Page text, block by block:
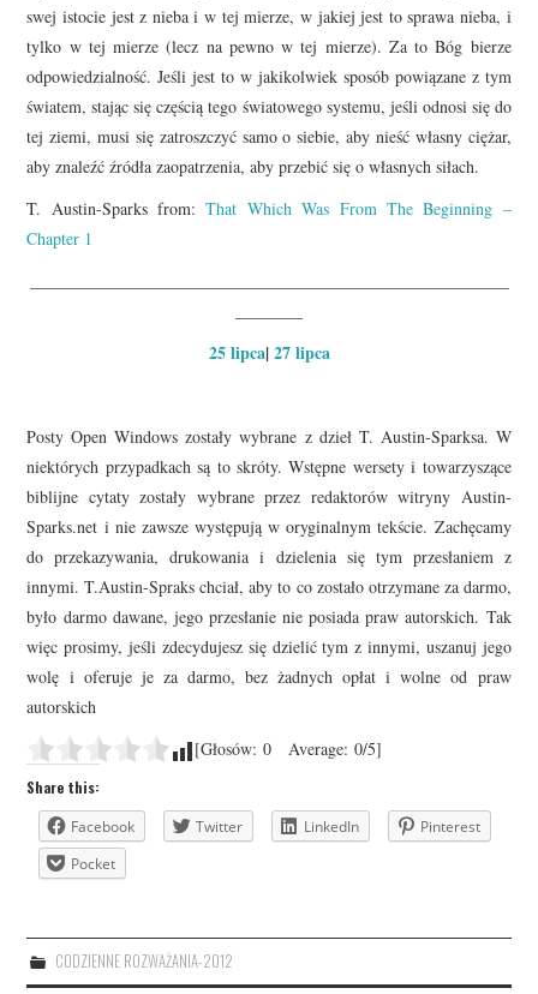
swej istocie jest z nieba i w tej mierze, w jakiej jest to sprawa nieba, i
tylko w tej mierze (lecz na pewno w tej mierze). Za to Bóg bierze
odpowiedzialność. Jeśli jest to w jakikolwiek sposób powiązane z tym
światem, stając się częścią tego światowego systemu, jeśli odnosi się do
tej ziemi, musi się zatroszczyć samo o siebie, aby nieść własny ciężar,
aby znaleźć źródła zaopatrzenia, aby przebić się o własnych siłach.
T. Austin-Sparks from:That Which Was From The Beginning –
Chapter 1
25 lipca|27 lipca
Posty Open Windows zostały wybrane z dzieł T. Austin-Sparksa. W
niektórych przypadkach są to skróty. Wstępne wersety i towarzyszące
biblijne cytaty zostały wybrane przez redaktorów witryny Austin-
Sparks.net i nie zawsze występują w oryginalnym tekście. Zachęcamy
do przekazywania, drukowania i dzielenia się tym przesłaniem z
innymi. T.Austin-Spraks chciał, aby to co zostało otrzymane za darmo,
było darmo dawane, jego przesłanie nie posiada praw autorskich. Tak
więc prosimy, jeśli zdecydujesz się dzielić tym z innymi, uszanuj jego
wolę i oferuje je za darmo, bez żadnych opłat i wolne od praw
autorskich
[Głosów:0 Average:0/5]
Share this:
Facebook
Twitter LinkedIn
Pinterest
Pocket
CODZIENNE ROZWAŻANIA-2012